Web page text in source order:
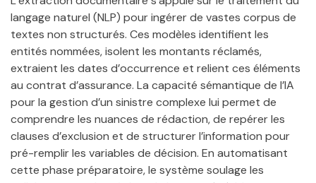
langage naturel (NLP) pour ingérer de vastes corpus de
textes non structurés. Ces modèles identifient les
entités nommées, isolent les montants réclamés,
extraient les dates d’occurrence et relient ces éléments
au contrat d’assurance. La capacité sémantique de l’IA
pour la gestion d’un sinistre complexe lui permet de
comprendre les nuances de rédaction, de repérer les
clauses d’exclusion et de structurer l’information pour
pré-remplir les variables de décision. En automatisant
cette phase préparatoire, le système soulage les